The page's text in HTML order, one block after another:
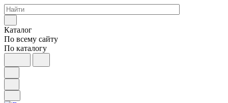
Каталог
По всему сайту
По каталогу